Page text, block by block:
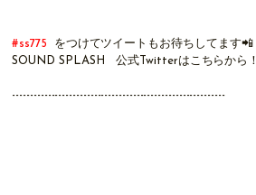
#ss775
をつけてツイートもお待ちしてます📲
SOUND SPLASH 公式Twitterは こちらから！
------------------------------------------------------------